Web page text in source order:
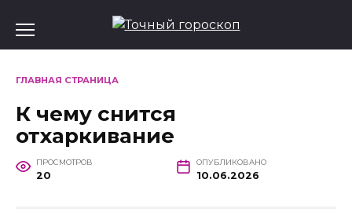
содержанию
ГЛАВНАЯ СТРАНИЦА
К чему снится
отхаркивание
ПРОСМОТРОВ
20
ОПУБЛИКОВАНО
10.06.2026